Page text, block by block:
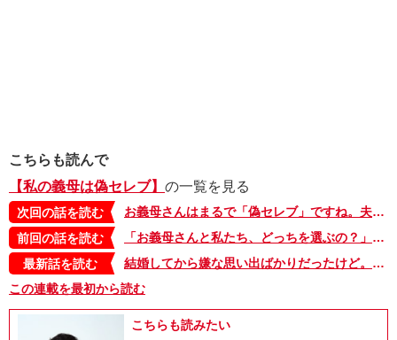
こちらも読んで
【私の義母は偽セレブ】 の一覧を見る
次回の話を読む
お義母さんはまるで「偽セレブ」ですね。夫と義母との話し合いで、溜め込んでいた言葉が止まらない【私の義母は偽セレブ・21】
前回の話を読む
「お義母さんと私たち、どっちを選ぶの？」夫の返事は…【私の義母は偽セレブ・19】
最新話を読む
結婚してから嫌な思い出ばかりだったけど。義母との二世帯生活は続く…【私の義母は偽セレブ・最終話】
この連載を最初から読む
こちらも読みたい